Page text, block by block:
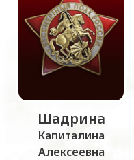
Шадрина
Капиталина
Алексеевна